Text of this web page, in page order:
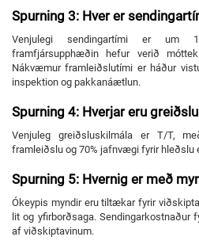
Spurning 3: Hver er
Venjulegi sendingartími er um
framfjársupphæðin hefur verið
Nákvæmur framleiðslutími er háður
inspektion og pakkanáætlun.
Spurning 4: Hverjar eru
Venjuleg greiðsluskilmála er T/T,
framleiðslu og 70% jafnvægi fyrir hleðslu
Spurning 5: Hvernig er með
Ókeypis myndir eru tiltækar fyrir
lit og yfirborðsaga. Sendingarkostnaður
af viðskiptavinum.